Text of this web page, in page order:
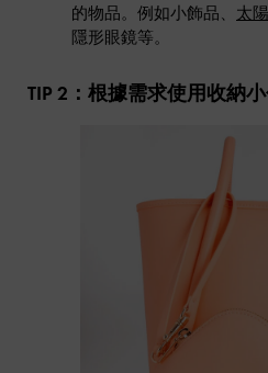
的物品。例如小飾品、 太
隱形眼鏡等。
TIP 2：根據需求使用收納